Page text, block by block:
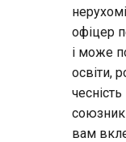
офіцер
і може
освіти,
вам